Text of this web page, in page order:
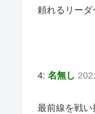
頼れるリーダ
4: 名無し
最前線を戦